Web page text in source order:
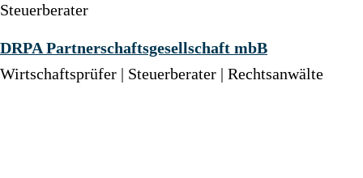
Steuerberater
DRPA Partnerschaftsgesellschaft mbB
Wirtschaftsprüfer | Steuerberater | Rechtsanwälte